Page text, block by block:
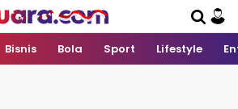
Bisnis Bola Sport Lifestyle